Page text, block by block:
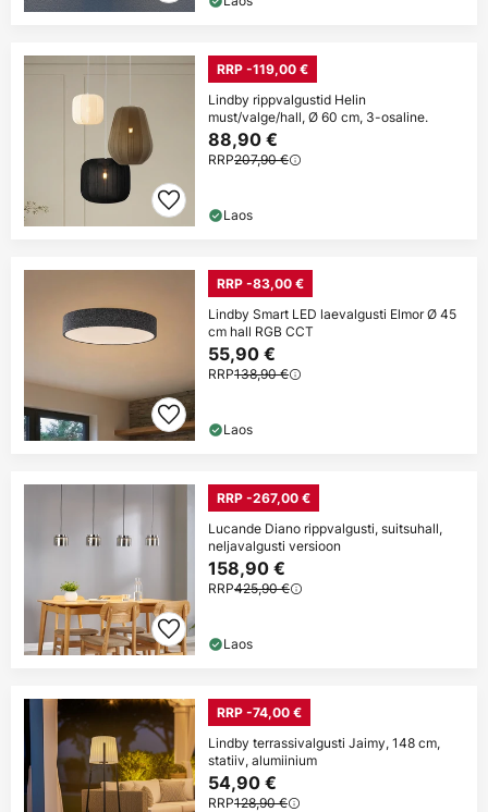
RRP -119,00 €
Lindby rippvalgustid Helin
must/valge/hall, Ø 60 cm, 3-osaline.
88,90 €
RRP207,90 €
Laos
RRP -83,00 €
Lindby Smart LED laevalgusti Elmor Ø 45
cm hall RGB CCT
55,90 €
RRP138,90 €
Laos
RRP -267,00 €
Lucande Diano rippvalgusti, suitsuhall,
neljavalgusti versioon
158,90 €
RRP425,90 €
Laos
RRP -74,00 €
Lindby terrassivalgusti Jaimy, 148 cm,
statiiv, alumiinium
54,90 €
RRP128,90 €